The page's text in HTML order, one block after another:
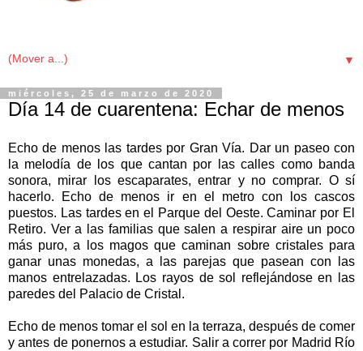
▼
miércoles, 25 de marzo de 2020
Día 14 de cuarentena: Echar de menos
Echo de menos las tardes por Gran Vía. Dar un paseo con
la melodía de los que cantan por las calles como banda
sonora, mirar los escaparates, entrar y no comprar. O sí
hacerlo. Echo de menos ir en el metro con los cascos
puestos. Las tardes en el Parque del Oeste. Caminar por El
Retiro. Ver a las familias que salen a respirar aire un poco
más puro, a los magos que caminan sobre cristales para
ganar unas monedas, a las parejas que pasean con las
manos entrelazadas. Los rayos de sol reflejándose en las
paredes del Palacio de Cristal.
Echo de menos tomar el sol en la terraza, después de comer
y antes de ponernos a estudiar. Salir a correr por Madrid Río